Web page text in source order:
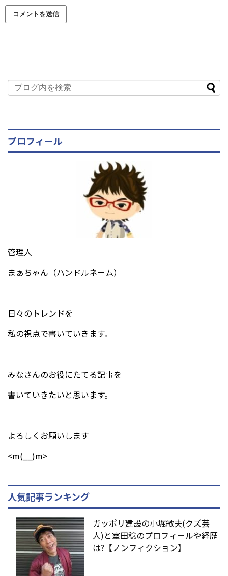
プロフィール
管理人
まぁちゃん（ハンドルネーム）
日々のトレンドを
私の視点で書いていきます。
みなさんのお役にたてる記事を
書いていきたいと思います。
よろしくお願いします
<m(__)m>
人気記事ランキング
ガッポリ建設の小堀敏夫(クズ芸
人)と室田稔のプロフィールや経歴
は?【ノンフィクション】